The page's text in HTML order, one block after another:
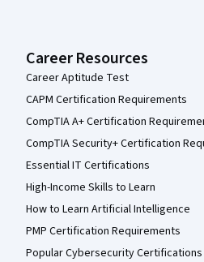
Career Resources
Career Aptitude Test
CAPM Certification Requirements
CompTIA A+ Certification
CompTIA Security+ Certification
Essential IT Certifications
High-Income Skills to Learn
How to Learn Artificial Intelligence
PMP Certification Requirements
Popular Cybersecurity Certifications